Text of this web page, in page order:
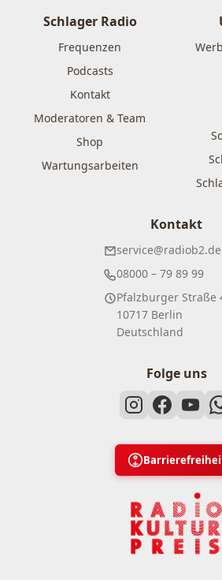
Schlager Radio
Frequenzen
Podcasts
Kontakt
Moderatoren & Team
Shop
Wartungsarbeiten
Kontakt
service@radiob2.de
08000 – 79 89 99
Pfalzburger Straße
10717 Berlin
Deutschland
Folge uns